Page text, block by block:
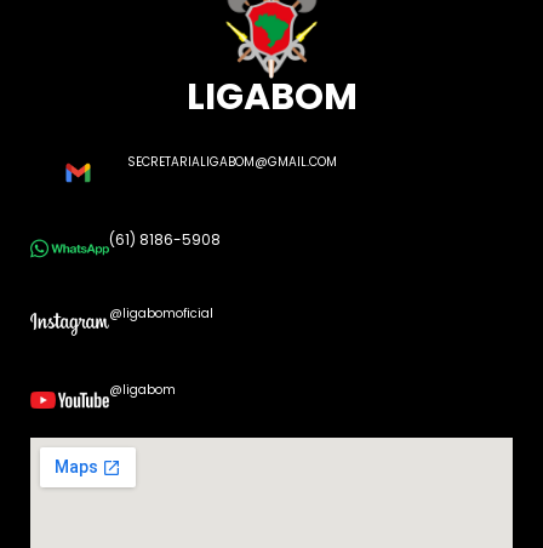
LIGABOM
SECRETARIALIGABOM@GMAIL.COM
(61) 8186-5908
@ligabomoficial
@ligabom